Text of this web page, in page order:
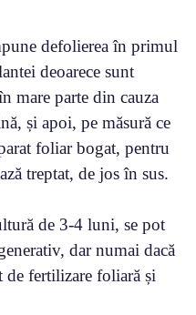
defolierea în primul
deoarece sunt
mare parte din cauza
și apoi, pe măsură ce
foliar bogat, pentru
treptat, de jos în sus.
de 3-4 luni, se pot
dar numai dacă
de fertilizare foliară și